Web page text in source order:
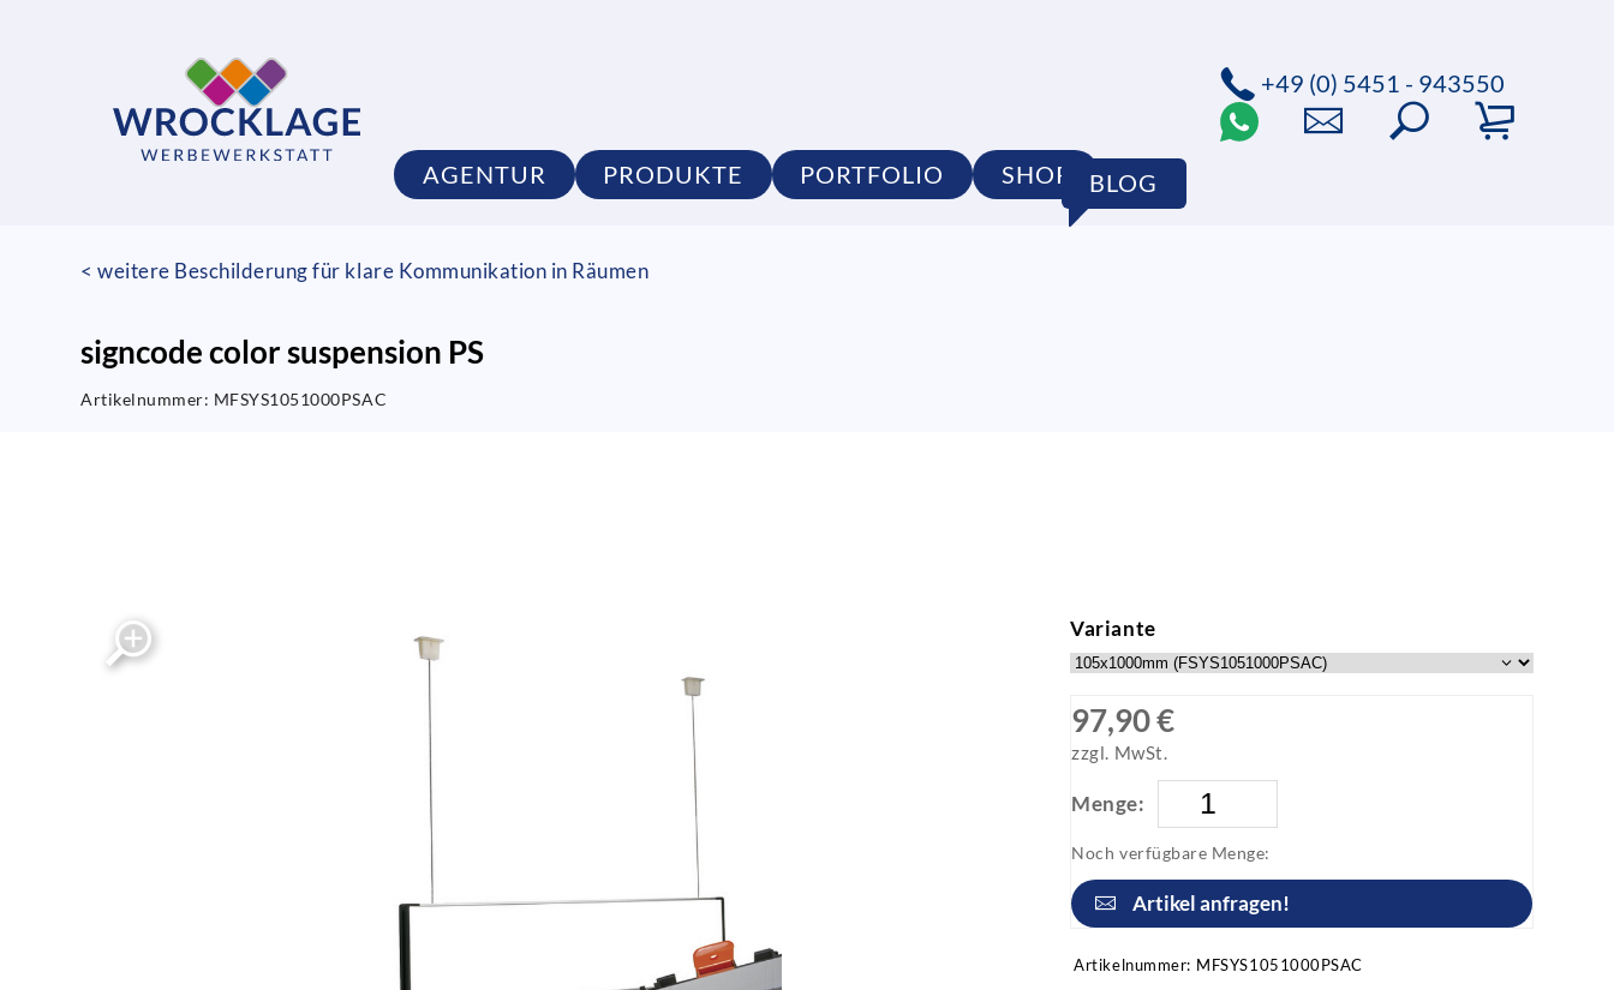
AGENTUR PRODUKTE PORTFOLIO SHOP BLOG
+49 (0) 5451 - 943550
< weitere Beschilderung für klare Kommunikation in Räumen
signcode color suspension PS
Artikelnummer: MFSYS1051000PSAC
Variante
97,90 €
zzgl. MwSt.
Menge:
Noch verfügbare Menge:
Artikel anfragen!
Artikelnummer: MFSYS1051000PSAC